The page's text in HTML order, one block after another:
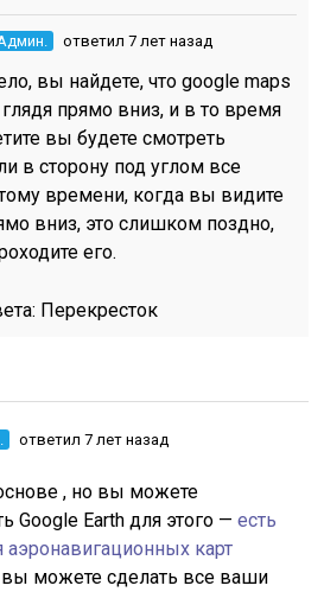
ответил 7 лет назад
вы найдете, что google maps
прямо вниз, и в то время
вы будете смотреть
в сторону под углом все
времени, когда вы видите
вниз, это слишком поздно,
его.
Перекресток
ответил 7 лет назад
, но вы можете
Google Earth для этого —есть
аэронавигационных карт
вы можете сделать все ваши